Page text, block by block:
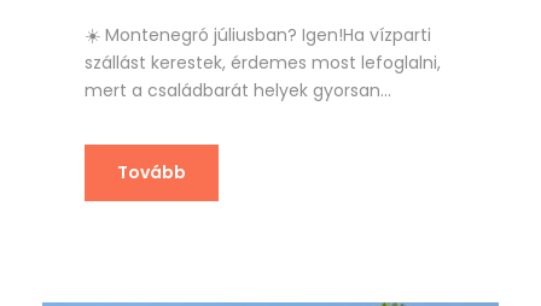
☀️ Montenegró júliusban? Igen!Ha vízparti
szállást kerestek, érdemes most lefoglalni,
mert a családbarát helyek gyorsan...
Tovább